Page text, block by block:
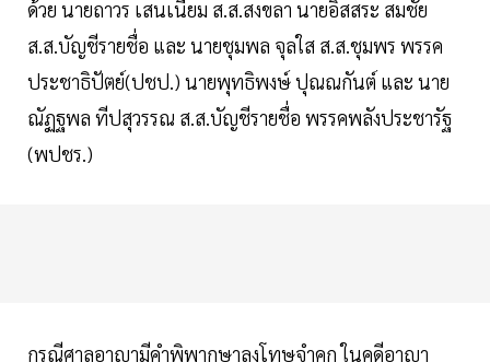
ด้วย นายถาวร เสนเนียม ส.ส.สงขลา นายอิสสระ สมชัย
ส.ส.บัญชีรายชื่อ และ นายชุมพล จุลใส ส.ส.ชุมพร พรรค
ประชาธิปัตย์(ปชป.) นายพุทธิพงษ์ ปุณณกันต์ และ นาย
ณัฏฐพล ทีปสุวรรณ ส.ส.บัญชีรายชื่อ พรรคพลังประชารัฐ
(พปชร.)
กรณีศาลอาญามีคำพิพากษาลงโทษจำคุก ในคดีอาญา